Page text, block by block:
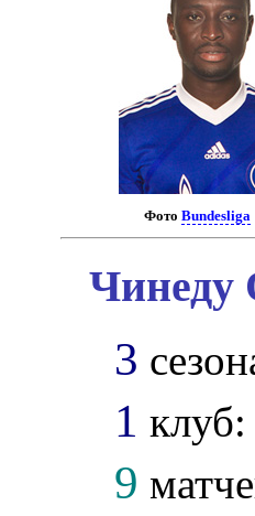
Фото Bundesliga
Чинеду
3
1
9